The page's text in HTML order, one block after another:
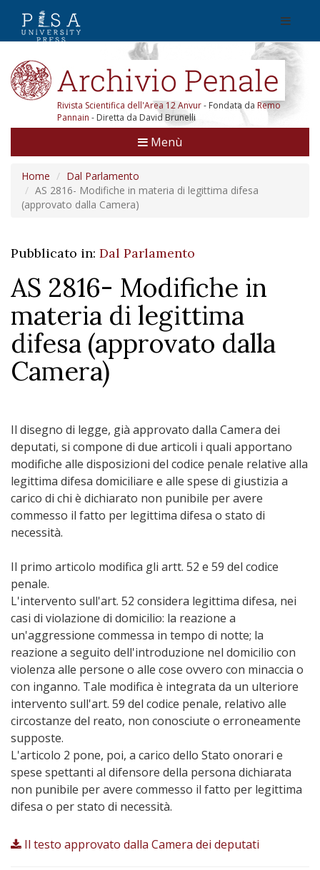
Rivista Scientifica dell'Area 12 Anvur- Fondata da Remo
Pannain - Diretta da David Brunelli
Menù
Home
Dal Parlamento
AS 2816- Modifiche in materia di legittima difesa
(approvato dalla Camera)
Pubblicato in: Dal Parlamento
AS 2816- Modifiche in
materia di legittima
difesa (approvato dalla
Camera)
Il disegno di legge, già approvato dalla Camera dei
deputati, si compone di due articoli i quali apportano
modifiche alle disposizioni del codice penale relative alla
legittima difesa domiciliare e alle spese di giustizia a
carico di chi è dichiarato non punibile per avere
commesso il fatto per legittima difesa o stato di
necessità.
Il primo articolo modifica gli artt. 52 e 59 del codice
penale.
L'intervento sull'art. 52 considera legittima difesa, nei
casi di violazione di domicilio: la reazione a
un'aggressione commessa in tempo di notte; la
reazione a seguito dell'introduzione nel domicilio con
violenza alle persone o alle cose ovvero con minaccia o
con inganno. Tale modifica è integrata da un ulteriore
intervento sull'art. 59 del codice penale, relativo alle
circostanze del reato, non conosciute o erroneamente
supposte.
L'articolo 2 pone, poi, a carico dello Stato onorari e
spese spettanti al difensore della persona dichiarata
non punibile per avere commesso il fatto per legittima
difesa o per stato di necessità.
Il testo approvato dalla Camera dei deputati